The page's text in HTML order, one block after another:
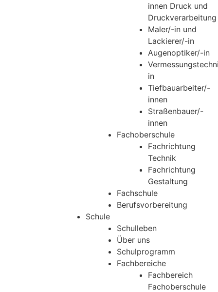
innen Druck und
Druckverarbeitung
Maler/-in und
Lackierer/-in
Augenoptiker/-in
in
Tiefbauarbeiter/-
innen
Straßenbauer/-
innen
Fachoberschule
Fachrichtung
Technik
Fachrichtung
Gestaltung
Fachschule
Berufsvorbereitung
Schule
Schulleben
Über uns
Schulprogramm
Fachbereiche
Fachbereich
Fachoberschule